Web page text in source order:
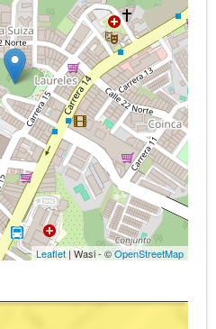
Leaflet | Wasi - ©OpenStreetMap